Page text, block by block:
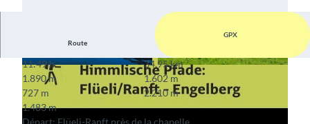
L
i
r
e
l
© Sakrallandschaft Innerschweiz, Pilgerwege Sc
hweiz
© Sakrallandschaft Innerschweiz, Pilgerwege Sc
Route
GPX
11:49 h
34,95 km
1.890 m
1.602 m
727 m
2.210 m
1.483 m
Départ: Flüeli-Ranft près de la chapelle